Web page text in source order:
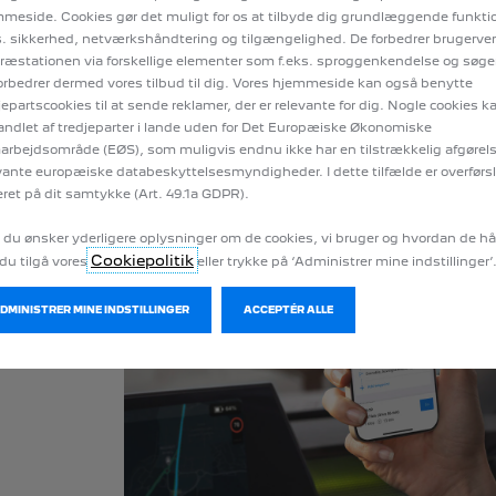
TILBAGE
det
E-ROUTES
Rejs og genoplad med total ro i sindet.
Med e-ROUTES
Android AutoTM (fra version 11) og Apple
fra Free2Move Charge får du en præcis
vurdering af din resterende rækkevidde i forhold til dit
batteriniveau. Desuden får du også besked om alle
Cookies gør det muligt for os at tilbyde dig grundlæggende
sikkerhed, netværkshåndtering og tilgængelighed. De forbedrer
via forskellige elementer som f.eks. sproggenkendelse og
dermed vores tilbud til dig. Vores hjemmeside kan også benytte
til at sende reklamer, der er relevante for dig. Nogle cookies
af tredjeparter i lande uden for Det Europæiske Økonomiske
(EØS), som muligvis endnu ikke har en tilstrækkelig
europæiske databeskyttelsesmyndigheder. I dette tilfælde er
på dit samtykke (Art. 49.1a GDPR).
du ønsker yderligere oplysninger om de cookies, vi bruger og hvordan de
tilgå vores Cookiepolitik eller trykke på ‘Administrer mine indstillinger’.
ADMINISTRER MINE INDSTILLINGER ACCEPTÉR ALLE